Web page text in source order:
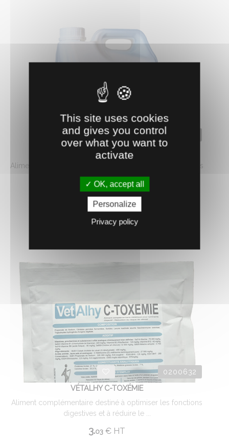
0108110
NUTRI-AP ÉNERGIE 5 L
Aliment complémentaire liquide composé de précurseurs
de glucose, à distribuer dans les ...
28.33 €HT
AJOUTER AU PANIER
0200632
VÉTALHY C-TOXÉMIE
Aliment complémentaire destiné à optimiser les fonctions
digestives et à réduire le ...
3.03 € HT
This site uses cookies
and gives you control
over what you want to
activate
OK, accept all
Personalize
Privacy policy